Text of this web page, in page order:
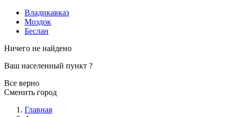
Владикавказ
Моздок
Беслан
Ничего не найдено
Ваш населенный пункт ?
Все верно
Сменить город
Главная